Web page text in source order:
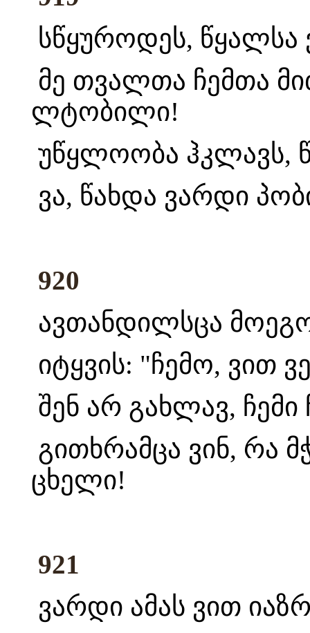
სწყუროდეს, წყალსა
მე თვალთა ჩემთა
ლტობილი!
უწყლოობა ჰკლავს,
ვა, წახდა ვარდი
920
ავთანდილსცა
იტყვის: "ჩემო, ვით
შენ არ გახლავ,
გითხრამცა ვინ, რა
ცხელი!
921
ვარდი ამას ვით